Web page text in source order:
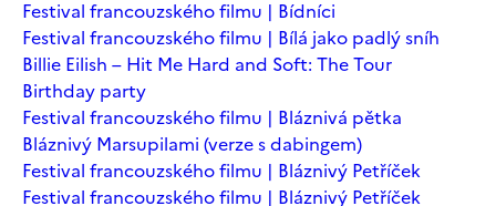
Festival francouzského filmu | Bídníci
Festival francouzského filmu | Bílá jako padlý sníh
Billie Eilish – Hit Me Hard and Soft: The Tour
Birthday party
Festival francouzského filmu | Bláznivá pětka
Bláznivý Marsupilami (verze s dabingem)
Festival francouzského filmu | Bláznivý Petříček
Festival francouzského filmu | Bláznivý Petříček